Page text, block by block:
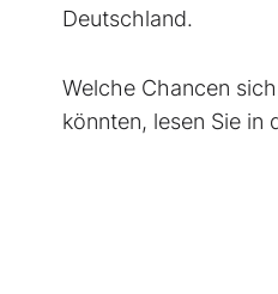
Deutschland.
Welche Chancen
könnten, lesen Sie in